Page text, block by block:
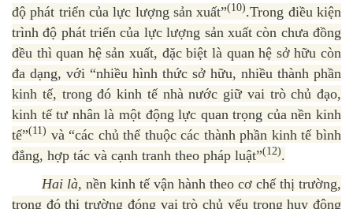
độ phát triển của lực lượng sản xuất”(10).Trong điều kiện
trình độ phát triển của lực lượng sản xuất còn chưa đồng
đều thì quan hệ sản xuất, đặc biệt là quan hệ sở hữu còn
đa dạng, với “nhiều hình thức sở hữu, nhiều thành phần
kinh tế, trong đó kinh tế nhà nước giữ vai trò chủ đạo,
kinh tế tư nhân là một động lực quan trọng của nền kinh
tế”(11) và “các chủ thể thuộc các thành phần kinh tế bình
đẳng, hợp tác và cạnh tranh theo pháp luật”(12).
Hai là, nền kinh tế vận hành theo cơ chế thị trường,
trong đó thị trường đóng vai trò chủ yếu trong huy động